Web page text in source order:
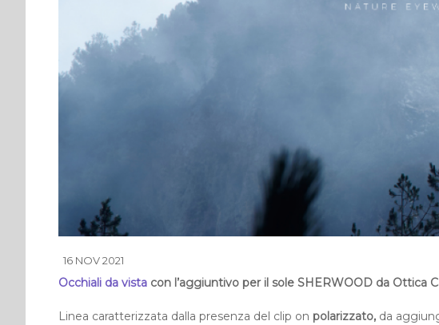
16 NOV 2021
Occhiali da vistacon l’aggiuntivo per il sole SHERWOOD da Ottica
Linea caratterizzata dalla presenza del clip on polarizzato, da